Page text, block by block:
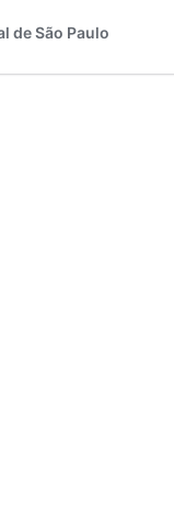
de São Paulo